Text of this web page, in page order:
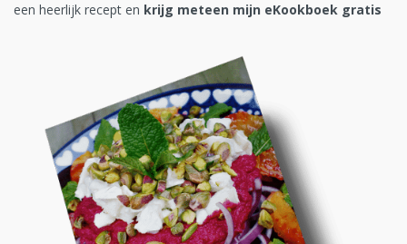
een heerlijk recept en krijg meteen mijn eKookboek gratis